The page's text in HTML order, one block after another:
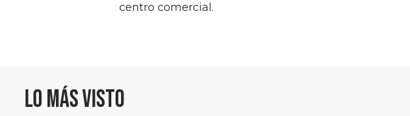
centro comercial.
Lo más visto